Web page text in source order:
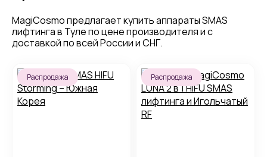
MagiCosmo предлагает купить аппараты SMAS
лифтинга в Туле по цене производителя и с
доставкой по всей России и СНГ.
Распродажа Распродажа